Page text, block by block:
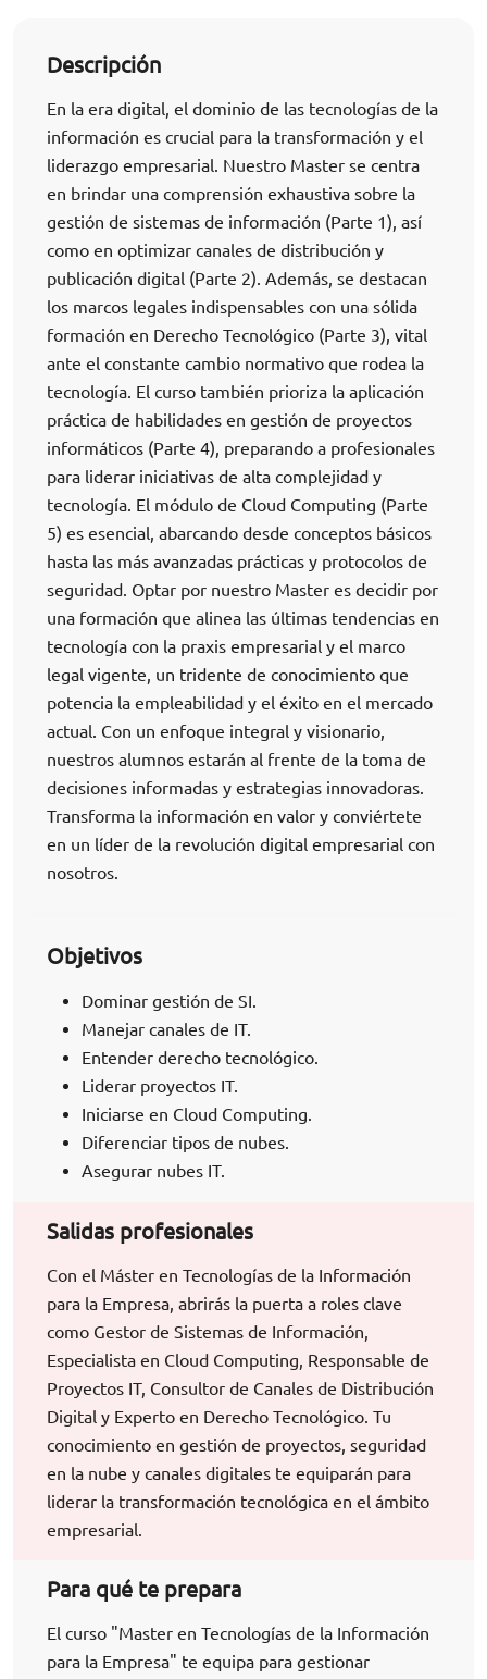
Descripción
En la era digital, el dominio de las tecnologías de la
información es crucial para la transformación y el
liderazgo empresarial. Nuestro Master se centra
en brindar una comprensión exhaustiva sobre la
gestión de sistemas de información (Parte 1), así
como en optimizar canales de distribución y
publicación digital (Parte 2). Además, se destacan
los marcos legales indispensables con una sólida
formación en Derecho Tecnológico (Parte 3), vital
ante el constante cambio normativo que rodea la
tecnología. El curso también prioriza la aplicación
práctica de habilidades en gestión de proyectos
informáticos (Parte 4), preparando a profesionales
para liderar iniciativas de alta complejidad y
tecnología. El módulo de Cloud Computing (Parte
5) es esencial, abarcando desde conceptos básicos
hasta las más avanzadas prácticas y protocolos de
seguridad. Optar por nuestro Master es decidir por
una formación que alinea las últimas tendencias en
tecnología con la praxis empresarial y el marco
legal vigente, un tridente de conocimiento que
potencia la empleabilidad y el éxito en el mercado
actual. Con un enfoque integral y visionario,
nuestros alumnos estarán al frente de la toma de
decisiones informadas y estrategias innovadoras.
Transforma la información en valor y conviértete
en un líder de la revolución digital empresarial con
nosotros.
Objetivos
Dominar gestión de SI.
Manejar canales de IT.
Entender derecho tecnológico.
Liderar proyectos IT.
Iniciarse en Cloud Computing.
Diferenciar tipos de nubes.
Asegurar nubes IT.
Salidas profesionales
Con el Máster en Tecnologías de la Información
para la Empresa, abrirás la puerta a roles clave
como Gestor de Sistemas de Información,
Especialista en Cloud Computing, Responsable de
Proyectos IT, Consultor de Canales de Distribución
Digital y Experto en Derecho Tecnológico. Tu
conocimiento en gestión de proyectos, seguridad
en la nube y canales digitales te equiparán para
liderar la transformación tecnológica en el ámbito
empresarial.
Para qué te prepara
El curso "Master en Tecnologías de la Información
para la Empresa" te equipa para gestionar